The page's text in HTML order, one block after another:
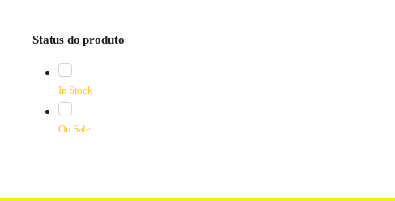
Status do produto
In Stock
On Sale